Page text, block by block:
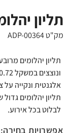
תליון
מק"ט ADP-00364
אלגנטית ונקייה על
תליון יהלומים
לבלוט בכל אירוע.
אפשרויות בחירה: